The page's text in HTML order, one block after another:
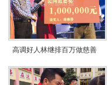
高调好人林继排百万做慈善